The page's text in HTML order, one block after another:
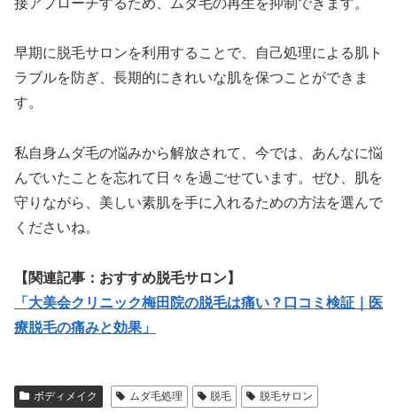
早期に脱毛サロンを利用することで、自己処理による肌ト
ラブルを防ぎ、長期的にきれいな肌を保つことができま
す。
私自身ムダ毛の悩みから解放されて、今では、あんなに悩
んでいたことを忘れて日々を過ごせています。ぜひ、肌を
守りながら、美しい素肌を手に入れるための方法を選んで
くださいね。
【関連記事：おすすめ脱毛サロン】
「大美会クリニック梅田院の脱毛は痛い？口コミ検証｜医
療脱毛の痛みと効果」
ボディメイク ムダ毛処理 脱毛 脱毛サロン